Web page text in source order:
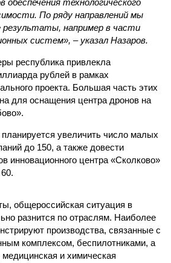
обеспечения технологического
По ряду направлений мы
результаты, например в части
систем», – указал Назаров.
республика привлекла
рублей в рамках
проекта. Большая часть этих
для оснащения центра дронов на
планируется увеличить число малых
до 150, а также довести
инновационного центра «Сколково»
общероссийская ситуация в
разнится по отраслям. Наиболее
производства, связанные с
комплексом, беспилотниками, а
и химическая